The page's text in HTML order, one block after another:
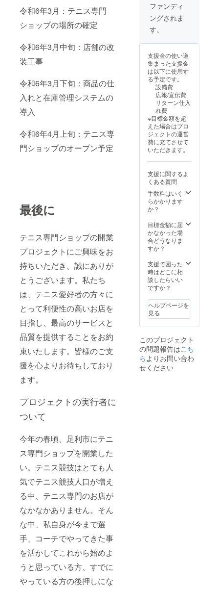
令和6年3月：テニス専門
ショップの場所の確定
令和6年3月中旬：店舗の改
装工事
令和6年3月下旬：商品の仕
入れと在庫管理システムの
導入
令和6年4月上旬：テニス専
門ショップのオープン予定
最後に
テニス専門ショップの開業
プロジェクトにご興味をお
持ちいただき、誠にありが
とうございます。私たち
は、テニス愛好者の方々に
とって利便性の高いお店を
目指し、最高のサービスと
品質を提供することをお約
束いたします。皆様のご支
援を心よりお待ちしており
ます。
プロジェクトの実行者に
ついて
今年の春頃、足利市にテニ
ス専門ショップを開業した
い。テニス競技はとても人
気でテニス競技人口が増え
る中、テニス専門のお店が
なかなかありません。そん
な中、私自身が今まで選
手、コーチでやってきた事
を活かしてこれから始めよ
うと思っている方、すでに
やっている方の後押しにな
ファンディ
ングされま
す。
支援金の使い道
集まった支援金
は以下に使用す
る予定です。
設備費
広報/宣伝費
リターン仕入
れ費
※目標金額を超
えた場合はプロ
ジェクトの運営
費に充てさせて
いただきます。
支援に関するよ
くある質問
手数料はいく
らかかります
か？
目標金額に届
かなかった場
合どうなりま
すか？
支援で困った
時はどこに相
談したらいい
ですか？
ヘルプページを
見る
このプロジェクト
の問題報告はこち
らよりお問い合わ
せください